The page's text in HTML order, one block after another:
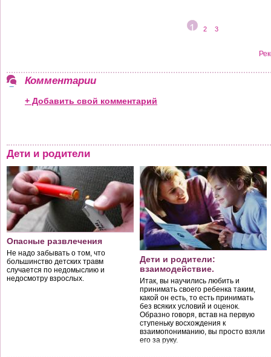
1 2 3
Комментарии
+ Добавить свой комментарий
Дети и родители
Опасные развлечения
Не надо забывать о том, что
большинство детских травм
случается по недомыслию и
недосмотру взрослых.
Дети и родители:
взаимодействие.
Итак, вы научились любить и
принимать своего ребенка таким,
какой он есть, то есть принимать
без всяких условий и оценок.
Образно говоря, встав на первую
ступеньку восхождения к
взаимопониманию, вы просто взяли
его за руку.